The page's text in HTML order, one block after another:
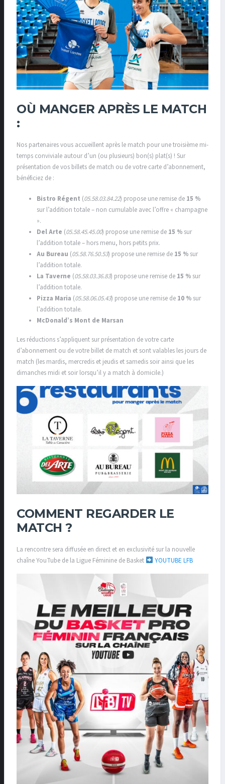
OÙ MANGER APRÈS LE MATCH
:
Nos partenaires vous accueillent après le match pour une troisième mi-
temps conviviale autour d’un (ou plusieurs) bon(s) plat(s) ! Sur
présentation de vos billets de match ou de votre carte d’abonnement,
bénéficiez de :
Bistro Régent (05.58.03.84.22) propose une remise de 15 %
sur l’addition totale – non cumulable avec l’offre « champagne
».
Del Arte (05.58.45.45.00) propose une remise de 15 % sur
l’addition totale – hors menu, hors petits prix.
Au Bureau (05.58.76.50.53) propose une remise de 15 % sur
l’addition totale.
La Taverne (05.58.03.36.83) propose une remise de 15 % sur
l’addition totale.
Pizza Maria (05.58.06.05.43) propose une remise de 10 % sur
l’addition totale.
McDonald’s Mont de Marsan
Les réductions s’appliquent sur présentation de votre carte
d’abonnement ou de votre billet de match et sont valables les jours de
match (les mardis, mercredis et jeudis et samedis soir ainsi que les
dimanches midi et soir lorsqu’il y a match à domicile.)
COMMENT REGARDER LE
MATCH ?
La rencontre sera diffusée en direct et en exclusivité sur la nouvelle
chaîne YouTube de la Ligue Féminine de Basket
YOUTUBE LFB